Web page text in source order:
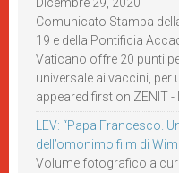
Comunicato Stampa
19 e della Pontificia
Vaticano offre 20 punti
universale ai vaccini,
appeared first on ZENIT -
LEV: “Papa Francesco.
dell’omonimo film di
Volume fotografico a